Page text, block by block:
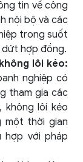
tin về công
nội bộ và các
trong suốt
dứt hợp đồng.
lôi kéo:
nghiệp có
tham gia các
lôi kéo
một thời gian
hợp với pháp